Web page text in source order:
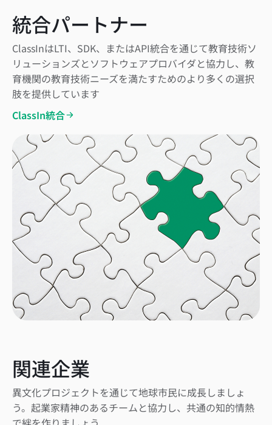
統合パートナー
ClassInはLTI、SDK、またはAPI統合を通じて教育技術ソ
リューションズとソフトウェアプロバイダと協力し、教
育機関の教育技術ニーズを満たすためのより多くの選択
肢を提供しています
ClassIn統合
関連企業
異文化プロジェクトを通じて地球市民に成長しましょ
う。起業家精神のあるチームと協力し、共通の知的情熱